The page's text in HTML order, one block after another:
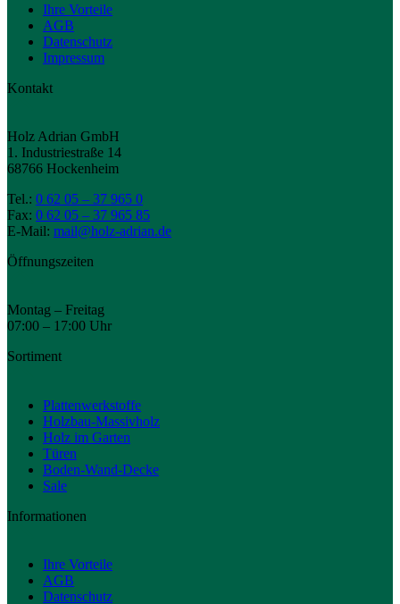
Ihre Vorteile
AGB
Datenschutz
Impressum
Kontakt
Holz Adrian GmbH
1. Industriestraße 14
68766 Hockenheim
Tel.: 0 62 05 – 37 965 0
Fax: 0 62 05 – 37 965 85
E-Mail: mail@holz-adrian.de
Öffnungszeiten
Montag – Freitag
07:00 – 17:00 Uhr
Sortiment
Plattenwerkstoffe
Holzbau-Massivholz
Holz im Garten
Türen
Boden-Wand-Decke
Sale
Informationen
Ihre Vorteile
AGB
Datenschutz